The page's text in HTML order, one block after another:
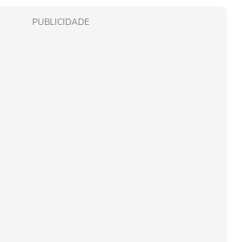
PUBLICIDADE